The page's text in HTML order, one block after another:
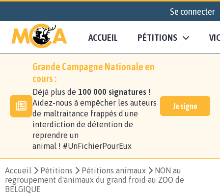
Se connecter
ACCUEIL PÉTITIONS
Grande Campagne Nationale en
cours :
Déjà plus de 100 000 signatures !
Aidez-nous à empêcher les auteurs
de maltraitance frappés d'une
interdiction de détention de
reprendre un
animal ! #UnFichierPourEux
Je signe
Accueil Pétitions Pétitions animaux
NON au
regroupement d'animaux du grand froid au ZOO de
BELGIQUE